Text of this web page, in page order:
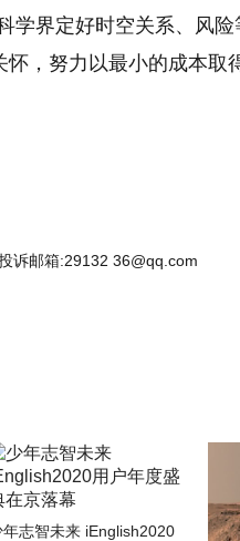
学界定好时空关系、风
，努力以最小的成本取
诉邮箱:29132 36@qq.com
年志智未来 iEnglish2020